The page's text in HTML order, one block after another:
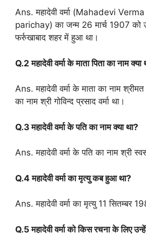
Ans. महादेवी वर्मा (Mahadevi
parichay) का जन्म 26 मार्च 1907 को
फर्रुखाबाद शहर में हुआ था।
Q.2 महादेवी वर्मा के माता पिता का नाम क्या
Ans. महादेवी वर्मा के माता का नाम श्रीमत
का नाम श्री गोविन्द प्रसाद वर्मा था।
Q.3 महादेवी वर्मा के पति का नाम क्या था?
Ans. महादेवी वर्मा के पति का नाम श्री
Q.4 महादेवी वर्मा का मृत्यु कब हुआ था?
Ans. महादेवी वर्मा का मृत्यु 11 सितम्बर
Q.5 महादेवी वर्मा को किस रचना के लिए उन्हें